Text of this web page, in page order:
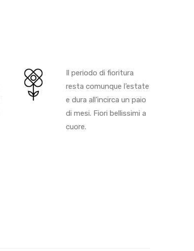
Il periodo di fioritura
resta comunque l’estate
e dura all’incirca un paio
di mesi. Fiori bellissimi a
cuore.